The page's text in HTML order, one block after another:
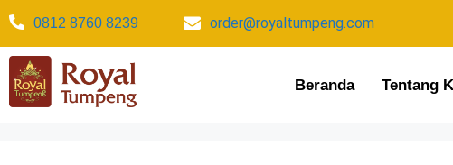
0812 8760 8239​ order@royaltumpeng.com​
Beranda Tentang